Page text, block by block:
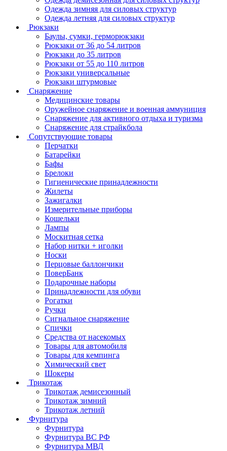
Одежда зимняя для силовых структур
Одежда летняя для силовых структур
Рюкзаки
Баулы, сумки, герморюкзаки
Рюкзаки от 36 до 54 литров
Рюкзаки до 35 литров
Рюкзаки от 55 до 110 литров
Рюкзаки универсальные
Рюкзаки штурмовые
Снаряжение
Медицинские товары
Оружейное снаряжение и военная аммуниция
Снаряжение для активного отдыха и туризма
Снаряжение для страйкбола
Сопутствующие товары
Перчатки
Батарейки
Бафы
Брелоки
Гигиенические принадлежности
Жилеты
Зажигалки
Измерительные приборы
Кошельки
Лампы
Москитная сетка
Набор нитки + иголки
Носки
Перцовые баллончики
ПоверБанк
Подарочные наборы
Принадлежности для обуви
Рогатки
Ручки
Сигнальное снаряжение
Спички
Средства от насекомых
Товары для автомобиля
Товары для кемпинга
Химический свет
Шокеры
Трикотаж
Трикотаж демисезонный
Трикотаж зимний
Трикотаж летний
Фурнитура
Фурнитура
Фурнитура ВС РФ
Фурнитура МВД